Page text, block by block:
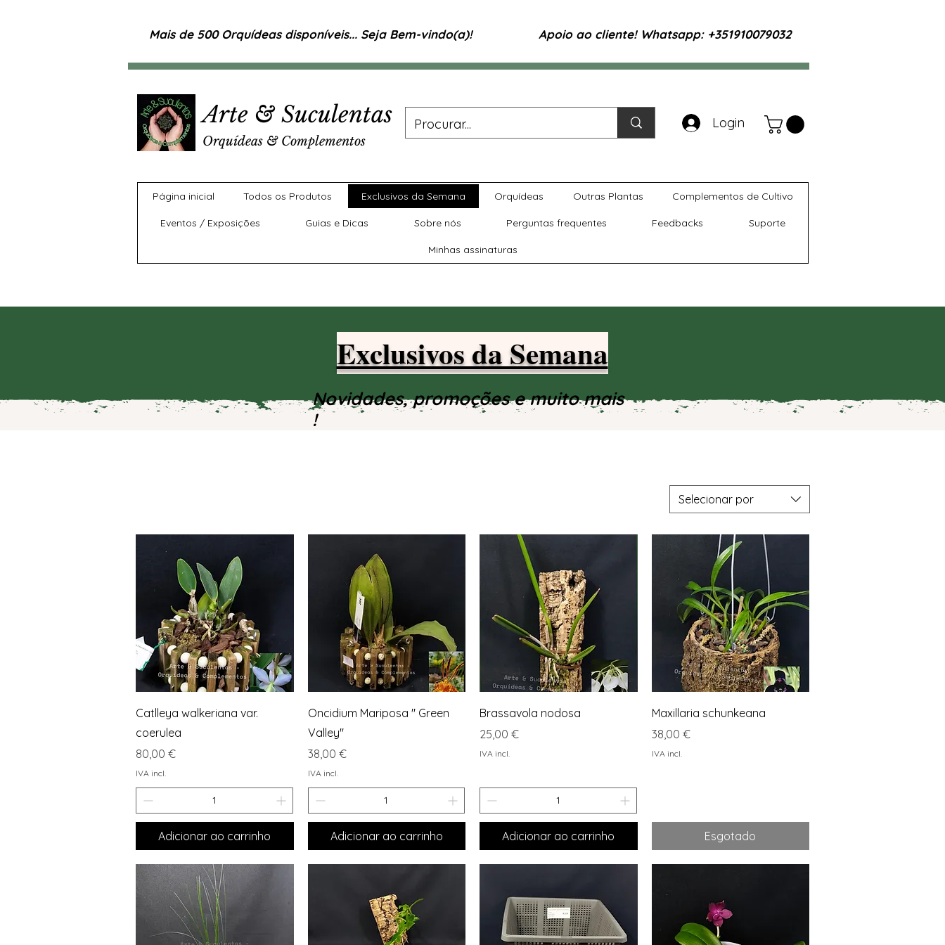
Mais de 500 Orquídeas disponíveis... Seja Bem-vindo(a)! Apoio ao cliente! Whatsapp: +351910079032
Arte & Suculentas
Orquídeas & Complementos
Login
Página inicial Todos os Produtos Exclusivos da Semana Orquídeas Outras Plantas Complementos de Cultivo
Eventos / Exposições Guias e Dicas Sobre nós Perguntas frequentes Feedbacks Suporte
Minhas assinaturas
Exclusivos da Semana
Novidades, promoções e muito mais
!
Selecionar por
Visualização rápida
Catlleya walkeriana var.
coerulea
Preço
80,00 €
IVA incl.
Adicionar ao carrinho
Visualização rápida
Oncidium Mariposa " Green
Valley"
Preço
38,00 €
IVA incl.
Adicionar ao carrinho
Visualização rápida
Brassavola nodosa
Preço
25,00 €
IVA incl.
Adicionar ao carrinho
Visualização rápida
Maxillaria schunkeana
Preço
38,00 €
IVA incl.
Esgotado